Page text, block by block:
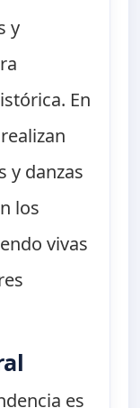
y
En
y danzas
los
vivas
es